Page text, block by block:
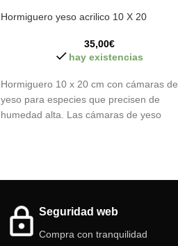
Hormiguero yeso acrilico 10 X 20
35,00€
hay existencias
Hormiguero 10 x 20 cm con cámaras de
yeso para especies que precisen de
humedad alta. Las cámaras de yeso
Seguridad web
Compra con tranquilidad